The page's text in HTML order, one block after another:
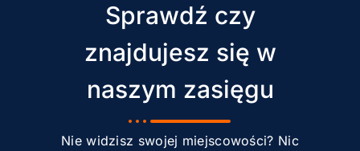
Sprawdź czy
znajdujesz się w
naszym zasięgu
Nie widzisz swojej miejscowości? Nic